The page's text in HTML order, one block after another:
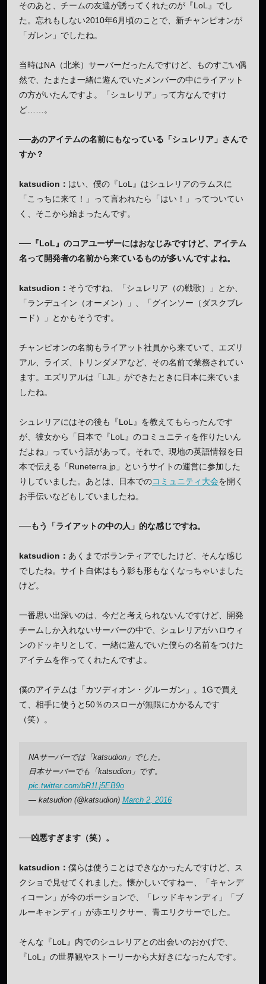
そのあと、チームの友達が誘ってくれたのが『LoL』でし
た。忘れもしない2010年6月頃のことで、新チャンピオンが
「ガレン」でしたね。
当時はNA（北米）サーバーだったんですけど、ものすごい偶
然で、たまたま一緒に遊んでいたメンバーの中にライアット
の方がいたんですよ。「シュレリア」って方なんですけ
ど……。
──あのアイテムの名前にもなっている「シュレリア」さんで
すか？
katsudion： はい、僕の『LoL』はシュレリアのラムスに
「こっちに来て！」って言われたら「はい！」ってついてい
く、そこから始まったんです。
──『LoL』のコアユーザーにはおなじみですけど、アイテム
名って開発者の名前から来ているものが多いんですよね。
katsudion： そうですね、「シュレリア（の戦歌）」とか、
「ランデュイン（オーメン）」、「グインソー（ダスクブレ
ード）」とかもそうです。
チャンピオンの名前もライアット社員から来ていて、エズリ
アル、ライズ、トリンダメアなど、その名前で業務されてい
ます。エズリアルは「LJL」ができたときに日本に来ていま
したね。
シュレリアにはその後も『LoL』を教えてもらったんです
が、彼女から「日本で『LoL』のコミュニティを作りたいん
だよね」っていう話があって。それで、現地の英語情報を日
本で伝える「Runeterra.jp」というサイトの運営に参加した
りしていました。あとは、日本でのコミュニティ大会を開く
お手伝いなどもしていましたね。
──もう「ライアットの中の人」的な感じですね。
katsudion： あくまでボランティアでしたけど、そんな感じ
でしたね。サイト自体はもう影も形もなくなっちゃいました
けど。
一番思い出深いのは、今だと考えられないんですけど、開発
チームしか入れないサーバーの中で、シュレリアがハロウィ
ンのドッキリとして、一緒に遊んでいた僕らの名前をつけた
アイテムを作ってくれたんですよ。
僕のアイテムは「カツディオン・グルーガン」。1Gで買え
て、相手に使うと50％のスローが無限にかかるんです
（笑）。
NAサーバーでは「katsudion」でした。
日本サーバーでも「katsudion」です。
pic.twitter.com/bR1Lj5EB9o
— katsudion (@katsudion) March 2, 2016
──凶悪すぎます（笑）。
katsudion： 僕らは使うことはできなかったんですけど、ス
クショで見せてくれました。懐かしいですねー、「キャンデ
ィコーン」が今のポーションで、「レッドキャンディ」「ブ
ルーキャンディ」が赤エリクサー、青エリクサーでした。
そんな『LoL』内でのシュレリアとの出会いのおかげで、
『LoL』の世界観やストーリーから大好きになったんです。